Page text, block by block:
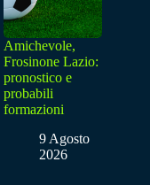
Amichevole,
Frosinone Lazio:
pronostico e
probabili
formazioni
9 Agosto
2026